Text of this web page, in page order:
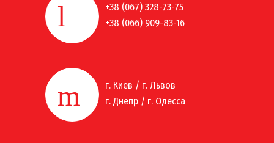
+38 (067) 328-73-75
+38 (066) 909-83-16
г. Киев / г. Львов
г. Днепр / г. Одесса